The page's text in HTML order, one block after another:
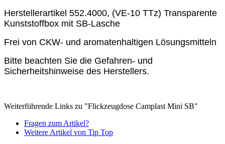
Herstellerartikel 552.4000, (VE-10 TTz) Transparente
Kunststoffbox mit SB-Lasche
Frei von CKW- und aromatenhaltigen Lösungsmitteln
Bitte beachten Sie die Gefahren- und
Sicherheitshinweise des Herstellers.
Weiterführende Links zu "Flickzeugdose Camplast Mini SB"
Fragen zum Artikel?
Weitere Artikel von Tip Top